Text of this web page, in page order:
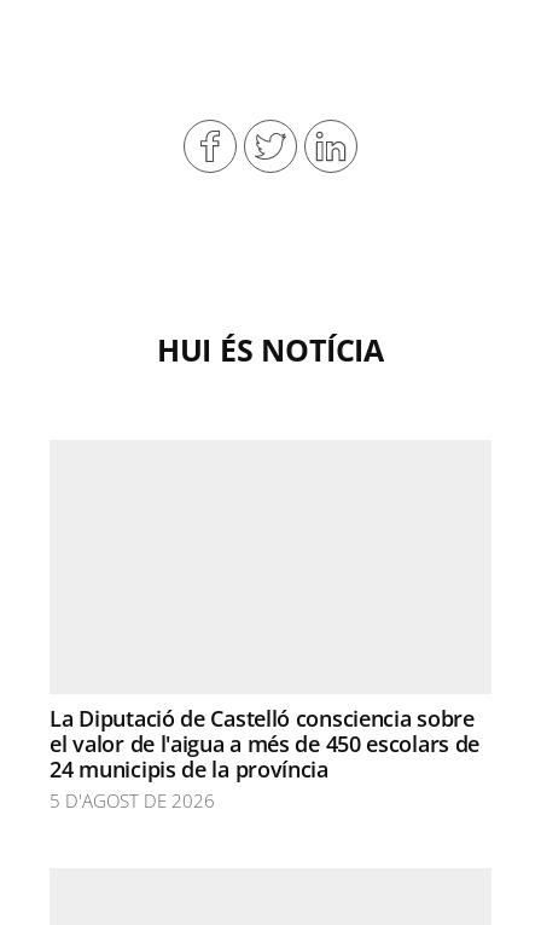
HUI ÉS NOTÍCIA
La Diputació de Castelló consciencia sobre
el valor de l'aigua a més de 450 escolars de
24 municipis de la província
5 D'AGOST DE 2026